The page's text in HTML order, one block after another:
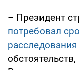
– Президент
потребовал
расследования